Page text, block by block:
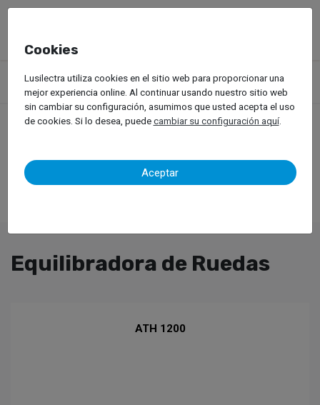
Productos Equipos de Taller
Servicio de llantas
Vehículos Pesados
Equilibradora de Ruedas
Equilibradora de Ruedas
ATH 1200
Cookies
Lusilectra utiliza cookies en el sitio web para proporcionar una
mejor experiencia online. Al continuar usando nuestro sitio web
sin cambiar su configuración, asumimos que usted acepta el uso
de cookies. Si lo desea, puedecambiar su configuración aquí.
Aceptar